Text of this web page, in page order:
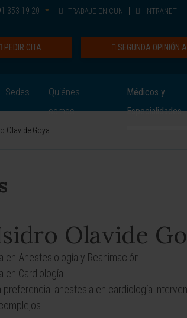
353 19 20 TRABAJE EN CUN INTRANET
SEGUNDA OPINIÓN
PEDIR CITA
Sedes
Quiénes
somos
Médicos y
Especialidades
Olavide Goya
Olavide
en Anestesiología y Reanimación.
en Cardiología.
preferencial anestesia en cardiología